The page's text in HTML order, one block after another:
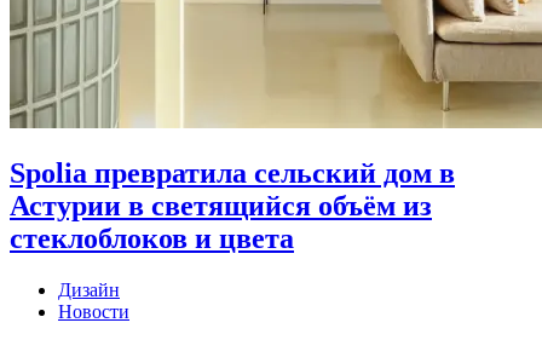
Spolia превратила сельский дом в
Астурии в светящийся объём из
стеклоблоков и цвета
Дизайн
Новости